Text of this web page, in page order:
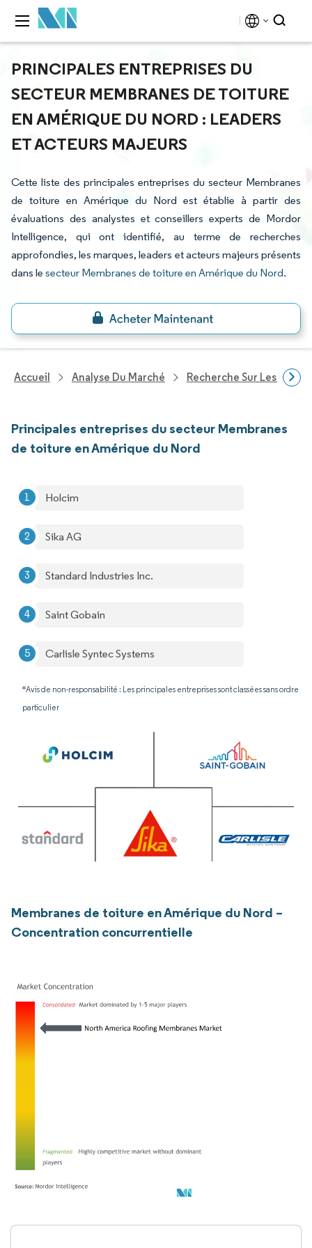
PRINCIPALES ENTREPRISES DU
SECTEUR MEMBRANES DE TOITURE
EN AMÉRIQUE DU NORD : LEADERS
ET ACTEURS MAJEURS
Cette liste des principales entreprises du secteur Membranes
de toiture en Amérique du Nord est établie à partir des
évaluations des analystes et conseillers experts de Mordor
Intelligence, qui ont identifié, au terme de recherches
approfondies, les marques, leaders et acteurs majeurs présents
dans le secteur Membranes de toiture en Amérique du Nord.
Accueil Analyse Du Marché Recherche Sur Les
Principales entreprises du secteur Membranes
de toiture en Amérique du Nord
Holcim
Sika AG
Standard Industries Inc.
Saint Gobain
Carlisle Syntec Systems
*Avis de non-responsabilité : Les principales entreprises sont classées sans ordre
particulier
Membranes de toiture en Amérique du Nord –
Concentration concurrentielle